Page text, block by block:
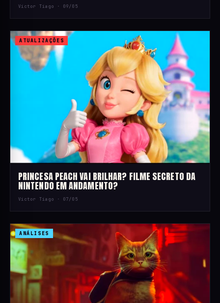
Victor Tiago · 09/05
ATUALIZAÇÕES
PRINCESA PEACH VAI BRILHAR? FILME SECRETO DA
NINTENDO EM ANDAMENTO?
Victor Tiago · 07/05
ANÁLISES